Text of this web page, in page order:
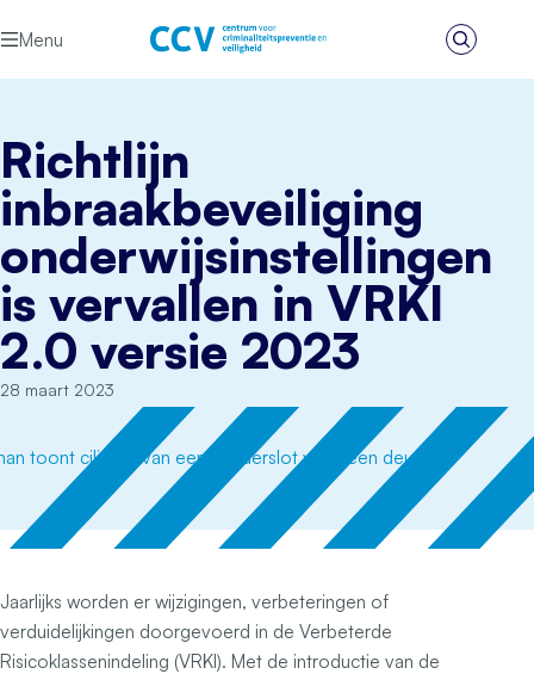
Menu
Zoeken
Richtlijn
inbraakbeveiliging
onderwijsinstellingen
is vervallen in VRKI
2.0 versie 2023
28 maart 2023
Jaarlijks worden er wijzigingen, verbeteringen of
verduidelijkingen doorgevoerd in de Verbeterde
Risicoklassenindeling (VRKI). Met de introductie van de